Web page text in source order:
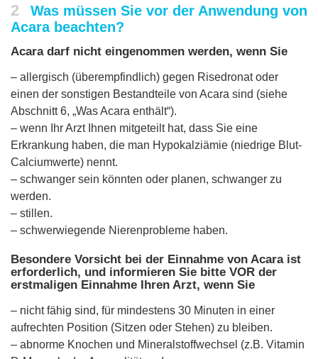
2
Was müssen Sie vor der Anwendung von
Acara beachten?
Acara darf nicht eingenommen werden, wenn Sie
– allergisch (überempfindlich) gegen Risedronat oder
einen der sonstigen Bestandteile von Acara sind (siehe
Abschnitt 6, „Was Acara enthält“).
– wenn Ihr Arzt Ihnen mitgeteilt hat, dass Sie eine
Erkrankung haben, die man Hypokalziämie (niedrige Blut-
Calciumwerte) nennt.
– schwanger sein könnten oder planen, schwanger zu
werden.
– stillen.
– schwerwiegende Nierenprobleme haben.
Besondere Vorsicht bei der Einnahme von Acara ist
erforderlich, und informieren Sie bitte VOR der
erstmaligen Einnahme Ihren Arzt, wenn Sie
– nicht fähig sind, für mindestens 30 Minuten in einer
aufrechten Position (Sitzen oder Stehen) zu bleiben.
– abnorme Knochen und Mineralstoffwechsel (z.B. Vitamin